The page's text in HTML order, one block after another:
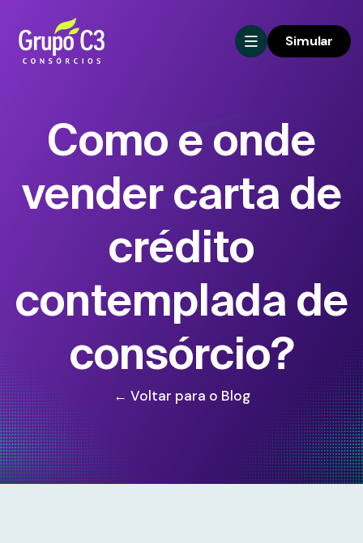
Simular
Como e onde
vender carta de
crédito
contemplada de
consórcio?
← Voltar para o Blog